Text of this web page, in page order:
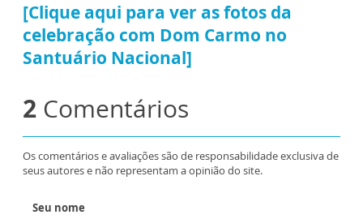
[Clique aqui para ver as fotos da
celebração com Dom Carmo no
Santuário Nacional]
2 Comentários
Os comentários e avaliações são de responsabilidade exclusiva de
seus autores e não representam a opinião do site.
Seu nome